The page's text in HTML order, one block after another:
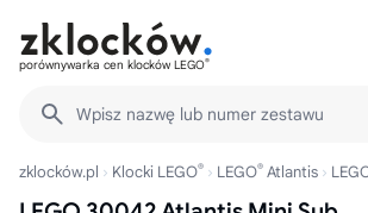
porównywarka cen klocków LEGO®
Wpisz nazwę lub numer zestawu
zklocków.pl Klocki LEGO® LEGO® Atlantis